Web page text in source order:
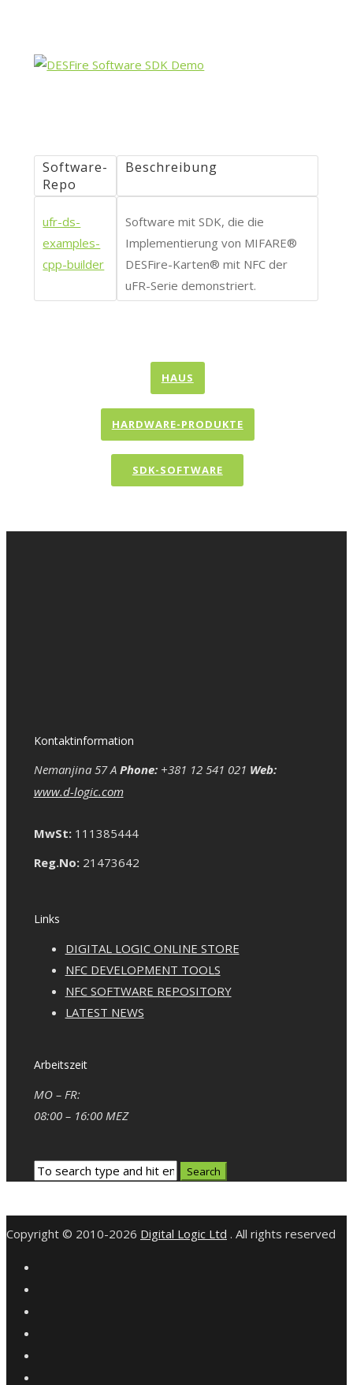
Software-
Repo
Beschreibung
ufr-ds-
examples-
cpp-builder
Software mit SDK, die die
Implementierung von MIFARE®
DESFire-Karten® mit NFC der
uFR-Serie demonstriert.
HAUS
HARDWARE-PRODUKTE
SDK-SOFTWARE
Kontaktinformation
Nemanjina 57 A Phone:+381 12 541 021 Web:
www.d-logic.com
MwSt:111385444
Reg.No:21473642
Links
DIGITAL LOGIC ONLINE STORE
NFC DEVELOPMENT TOOLS
NFC SOFTWARE REPOSITORY
LATEST NEWS
Arbeitszeit
MO – FR:
08:00 – 16:00 MEZ
Copyright © 2010-2026 Digital Logic Ltd . All rights reserved